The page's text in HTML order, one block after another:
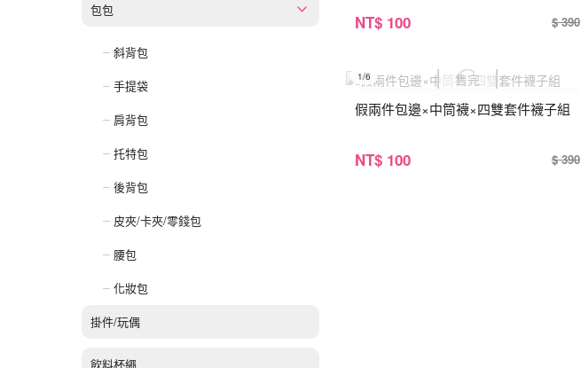
包包
斜背包
手提袋
肩背包
托特包
後背包
皮夾/卡夾/零錢包
腰包
化妝包
掛件/玩偶
飲料杯繩
NT$ 100 $ 390
1/6
假兩件包邊×中筒襪×四雙套件襪子組
NT$ 100 $ 390